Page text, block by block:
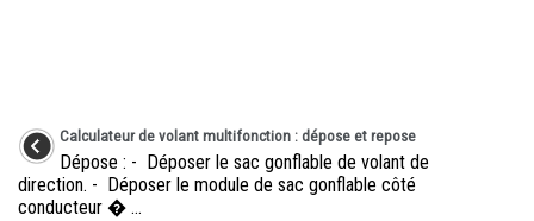
Calculateur de volant multifonction : dépose et repose
Dépose : - Déposer le sac gonflable de volant de
direction. - Déposer le module de sac gonflable côté
conducteur � ...